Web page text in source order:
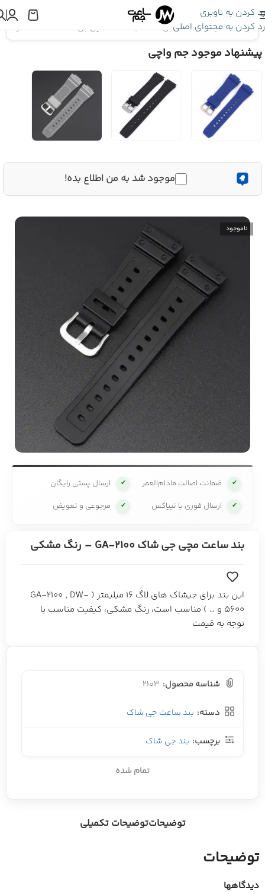
رد کردن به ناوبری
رد کردن به محتوای اصلی
اینجا هستید:بند ساعت جی شاک»بند ساعت مچی جی شاک GA-2100 – رنگ مشکی
پیشنهاد موجود جم واچی
موجود شد به من اطلاع بده!
ناموجود
✔ ضمانت اصالت مادام‌العمر ✔ ارسال پستی رایگان
✔ ارسال فوری با تیپاکس ✔ مرجوعی و تعویض
بند ساعت مچی جی شاک GA-2100 – رنگ مشکی
این بند برای جیشاک های لاگ 16 میلیمتر ( GA-2100 , DW-
5600 و … ) مناسب است، رنگ مشکی، کیفیت مناسب با
توجه به قیمت
شناسه محصول: 2103
دسته: بند ساعت جی شاک
برچسب: بند جی شاک
تمام شده
توضیحاتتوضیحات تکمیلی
توضیحات
دیدگاهها